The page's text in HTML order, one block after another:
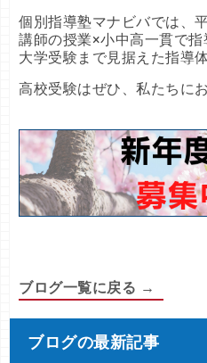
個別指導塾マナビバでは、
講師の授業×小中高一貫で指
大学受験まで見据えた指導
高校受験はぜひ、私たちに
ブログ一覧に戻る →
ブログの最新記事